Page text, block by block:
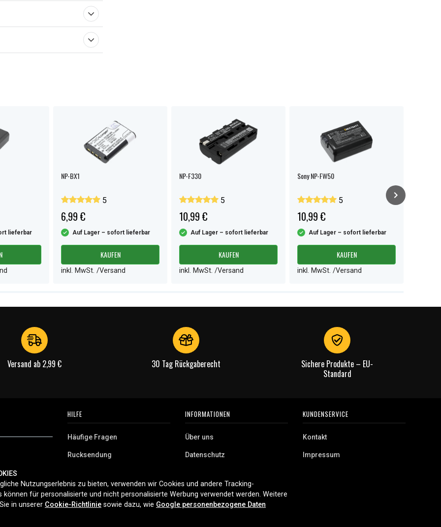
lieferbar
NP-BX1
5
6,99 €
Auf Lager – sofort lieferbar
KAUFEN
inkl. MwSt. /Versand
NP-F330
5
10,99 €
Auf Lager – sofort lieferbar
KAUFEN
inkl. MwSt. /Versand
Sony NP-FW50
5
10,99 €
Auf Lager – sofort lieferbar
KAUFEN
inkl. MwSt. /Versand
Versand ab 2,99 € 30 Tag Rückgaberecht
Sichere Produkte – EU-
Standard
und
HILFE
Häufige Fragen
Rucksendung
INFORMATIONEN
Über uns
Datenschutz
KUNDENSERVICE
Kontakt
Impressum
Nutzungserlebnis zu bieten, verwenden wir Cookies und andere Tracking-
können für personalisierte und nicht personalisierte Werbung verwendet werden. Weitere
in unserer Cookie-Richtlinie sowie dazu, wie Google personenbezogene Daten